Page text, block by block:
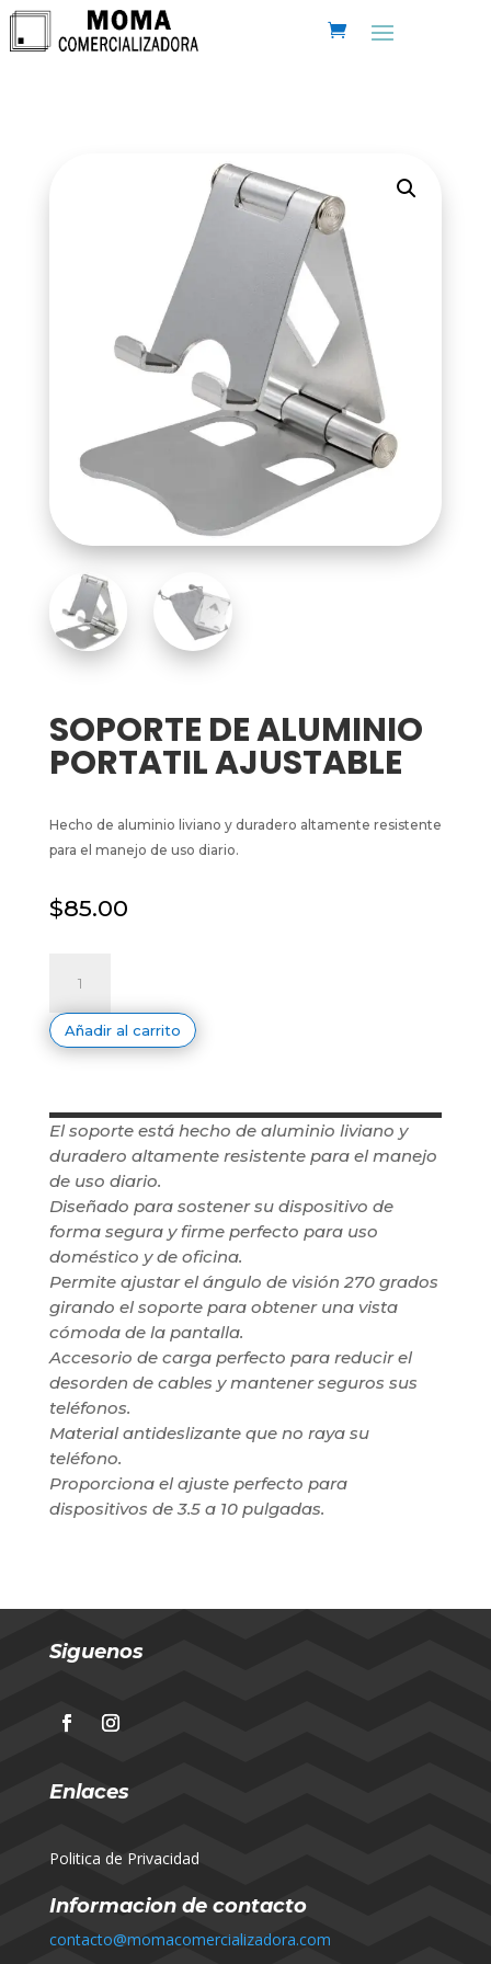
SOPORTE DE ALUMINIO
PORTATIL AJUSTABLE
Hecho de aluminio liviano y duradero altamente resistente
para el manejo de uso diario.
$85.00
ALUMINIO
PORTATIL
AJUSTABLE
cantidad
Añadir al carrito
El soporte está hecho de aluminio liviano y
duradero altamente resistente para el manejo
de uso diario.
Diseñado para sostener su dispositivo de
forma segura y firme perfecto para uso
doméstico y de oficina.
Permite ajustar el ángulo de visión 270 grados
girando el soporte para obtener una vista
cómoda de la pantalla.
Accesorio de carga perfecto para reducir el
desorden de cables y mantener seguros sus
teléfonos.
Material antideslizante que no raya su
teléfono.
Proporciona el ajuste perfecto para
dispositivos de 3.5 a 10 pulgadas.
Siguenos
Enlaces
Politica de Privacidad
Informacion de contacto
contacto@momacomercializadora.com